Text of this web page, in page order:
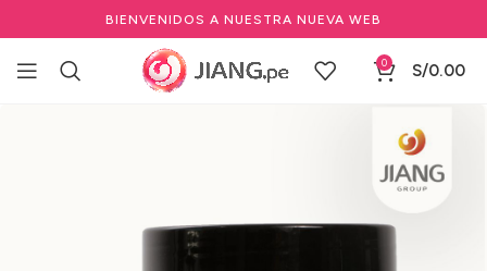
BIENVENIDOS A NUESTRA NUEVA WEB
0 S/0.00
Promo 2x1